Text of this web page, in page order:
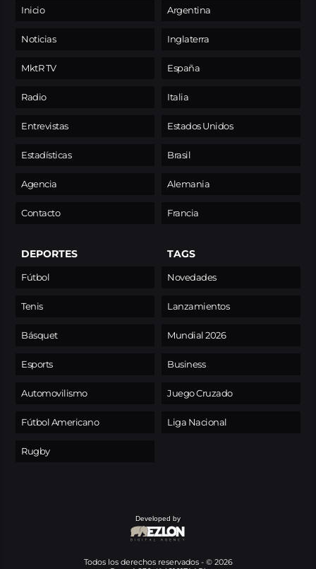
Inicio
Noticias
MktR TV
Radio
Entrevistas
Estadísticas
Agencia
Contacto
Argentina
Inglaterra
España
Italia
Estados Unidos
Brasil
Alemania
Francia
DEPORTES
Fútbol
Tenis
Básquet
Esports
Automovilismo
Fútbol Americano
Rugby
TAGS
Novedades
Lanzamientos
Mundial 2026
Business
Juego Cruzado
Liga Nacional
Developed by
Todos los derechos reservados - © 2026